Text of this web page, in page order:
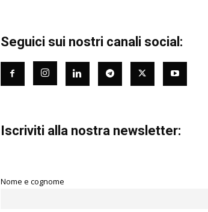
Seguici sui nostri canali social:
Iscriviti alla nostra newsletter:
Nome e cognome